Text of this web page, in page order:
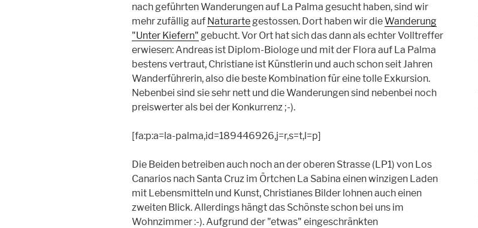
nach geführten Wanderungen auf La Palma gesucht haben, sind wir
mehr zufällig auf Naturarte gestossen. Dort haben wir dieWanderung
"Unter Kiefern" gebucht. Vor Ort hat sich das dann als echter Volltreffer
erwiesen: Andreas ist Diplom-Biologe und mit der Flora auf La Palma
bestens vertraut, Christiane ist Künstlerin und auch schon seit Jahren
Wanderführerin, also die beste Kombination für eine tolle Exkursion.
Nebenbei sind sie sehr nett und die Wanderungen sind nebenbei noch
preiswerter als bei der Konkurrenz ;-).
[fa:p:a=la-palma,id=189446926,j=r,s=t,l=p]
Die Beiden betreiben auch noch an der oberen Strasse (LP1) von Los
Canarios nach Santa Cruz im Örtchen La Sabina einen winzigen Laden
mit Lebensmitteln und Kunst, Christianes Bilder lohnen auch einen
zweiten Blick. Allerdings hängt das Schönste schon bei uns im
Wohnzimmer :-). Aufgrund der "etwas" eingeschränkten